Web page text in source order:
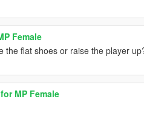
Female
the flat shoes or raise the player
MP Female